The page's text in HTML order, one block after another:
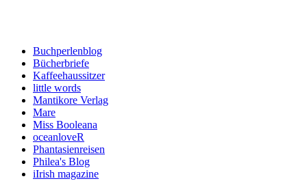
Buchperlenblog
Bücherbriefe
Kaffeehaussitzer
little words
Mantikore Verlag
Mare
Miss Booleana
oceanloveR
Phantasienreisen
Philea's Blog
iIrish magazine